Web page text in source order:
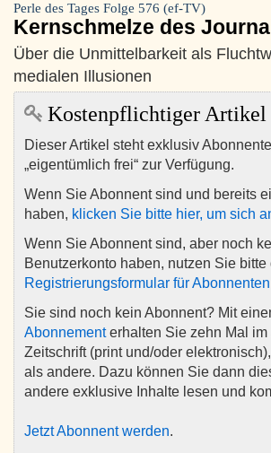
Perle des Tages Folge 576 (ef-TV)
Kernschmelze des
Über die Unmittelbarkeit als
medialen Illusionen
Kostenpflichtiger Artikel
Dieser Artikel steht exklusiv
„eigentümlich frei“ zur Verfügung.
Wenn Sie Abonnent sind und bereits
haben, klicken Sie bitte hier, um sich
Wenn Sie Abonnent sind, aber noch
Benutzerkonto haben, nutzen Sie bitte
Registrierungsformular für Abonnenten
Sie sind noch kein Abonnent? Mit
Abonnementerhalten Sie zehn Mal im
Zeitschrift (print und/oder
als andere. Dazu können Sie dann
andere exklusive Inhalte lesen und
Jetzt Abonnent werden.